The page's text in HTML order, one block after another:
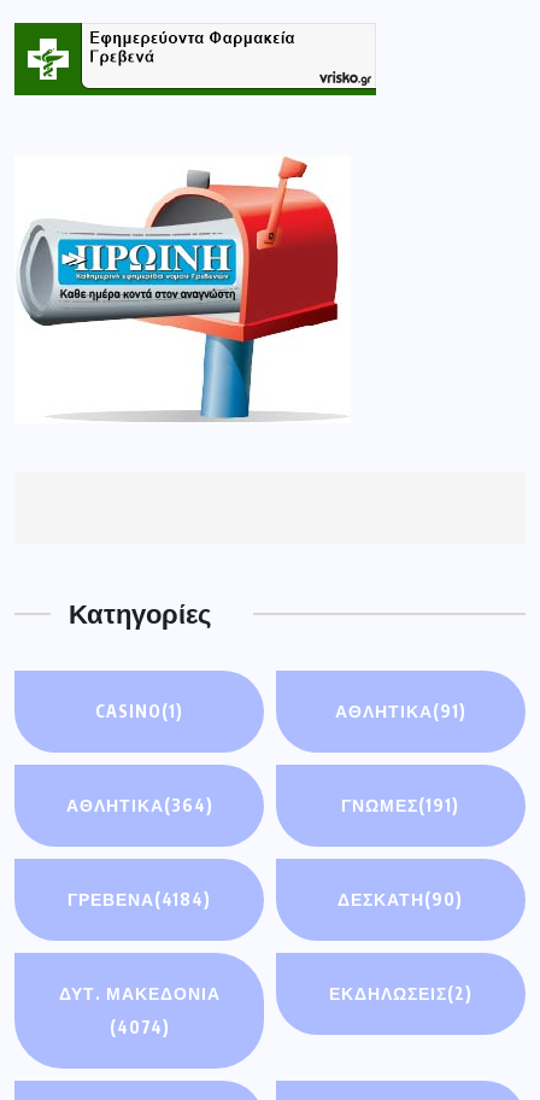
Κατηγορίες
CASINO(1) ΑΘΛΗΤΙΚΆ(91)
ΑΘΛΗΤΙΚΑ(364) ΓΝΩΜΕΣ(191)
ΓΡΕΒΕΝΑ(4184) ΔΕΣΚΑΤΗ(90)
ΔΥΤ. ΜΑΚΕΔΟΝΙΑ
(4074)
ΕΚΔΗΛΩΣΕΙΣ(2)